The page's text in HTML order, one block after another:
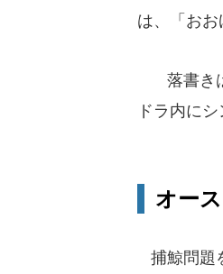
は、「おお
落書きは
ドラ内に
オー
捕鯨問題